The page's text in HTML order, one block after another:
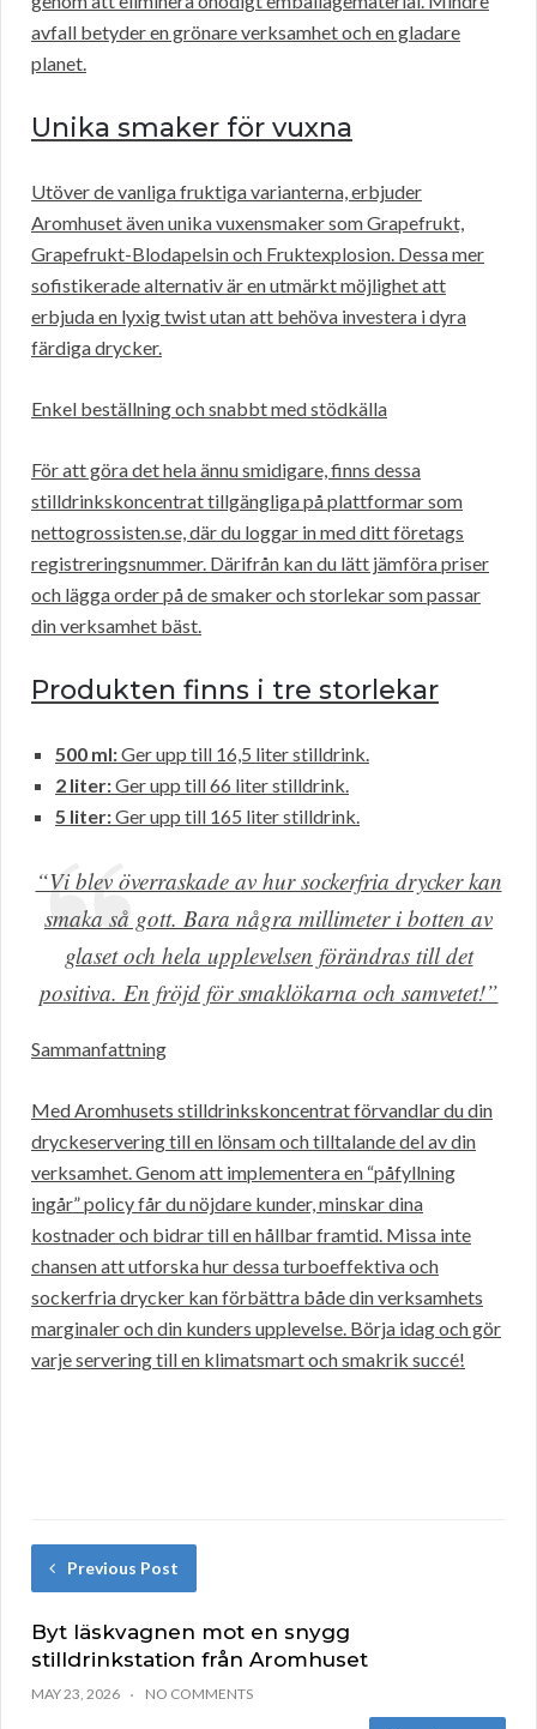
avfall betyder en grönare verksamhet och en gladare
planet.
Unika smaker för vuxna
Utöver de vanliga fruktiga varianterna, erbjuder
Aromhuset även unika vuxensmaker som Grapefrukt,
Grapefrukt-Blodapelsin och Fruktexplosion. Dessa mer
sofistikerade alternativ är en utmärkt möjlighet att
erbjuda en lyxig twist utan att behöva investera i dyra
färdiga drycker.
Enkel beställning och snabbt med stödkälla
För att göra det hela ännu smidigare, finns dessa
stilldrinkskoncentrat tillgängliga på plattformar som
nettogrossisten.se, där du loggar in med ditt företags
registreringsnummer. Därifrån kan du lätt jämföra priser
och lägga order på de smaker och storlekar som passar
din verksamhet bäst.
Produkten finns i tre storlekar
500 ml:Ger upp till 16,5 liter stilldrink.
2 liter:Ger upp till 66 liter stilldrink.
5 liter:Ger upp till 165 liter stilldrink.
“Vi blev överraskade av hur sockerfria drycker kan
smaka så gott. Bara några millimeter i botten av
glaset och hela upplevelsen förändras till det
positiva. En fröjd för smaklökarna och samvetet!”
Sammanfattning
Med Aromhusets stilldrinkskoncentrat förvandlar du din
dryckeservering till en lönsam och tilltalande del av din
verksamhet. Genom att implementera en “påfyllning
ingår” policy får du nöjdare kunder, minskar dina
kostnader och bidrar till en hållbar framtid. Missa inte
chansen att utforska hur dessa turboeffektiva och
sockerfria drycker kan förbättra både din verksamhets
marginaler och din kunders upplevelse. Börja idag och gör
varje servering till en klimatsmart och smakrik succé!
Previous Post
Byt läskvagnen mot en snygg
stilldrinkstation från Aromhuset
MAY 23, 2026 NO COMMENTS